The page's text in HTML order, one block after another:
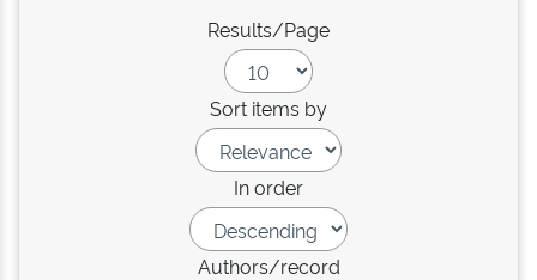
Results/Page
Sort items by
In order
Authors/record